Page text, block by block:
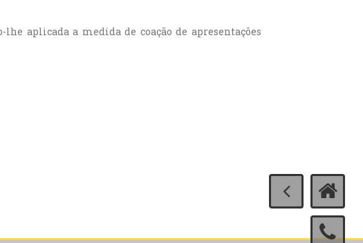
aplicada a medida de coação de apresentações